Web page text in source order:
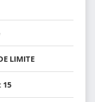
LIMITE
15